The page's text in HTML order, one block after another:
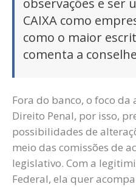
CAIXA como
como o maior
comenta a
Fora do banco, o foco
Direito Penal, por isso,
possibilidades de
meio das comissões de
legislativo. Com a
Federal, ela quer